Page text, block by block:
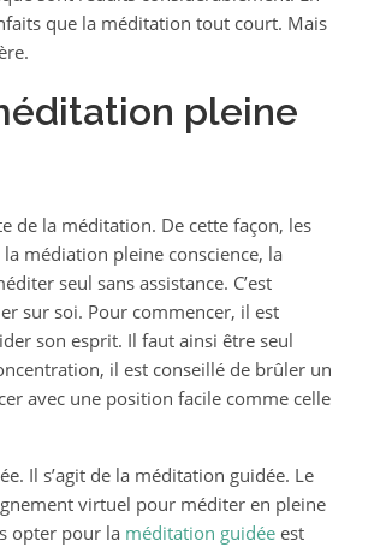
que la méditation tout court. Mais
pleine
de la méditation. De cette façon, les
médiation pleine conscience, la
seul sans assistance. C’est
sur soi. Pour commencer, il est
son esprit. Il faut ainsi être seul
il est conseillé de brûler un
avec une position facile comme celle
Il s’agit de la méditation guidée. Le
virtuel pour méditer en pleine
opter pour la méditation guidéeest